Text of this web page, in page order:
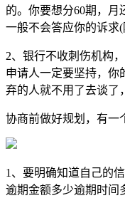
的。你要想分60期，月
一般不会答应你的诉求
2、银行不收刺伤机构
申请人一定要坚持，你
弃的人就不用了去谈了
协商前做好规划，有一
1、要明确知道自己的
逾期金额多少逾期时间